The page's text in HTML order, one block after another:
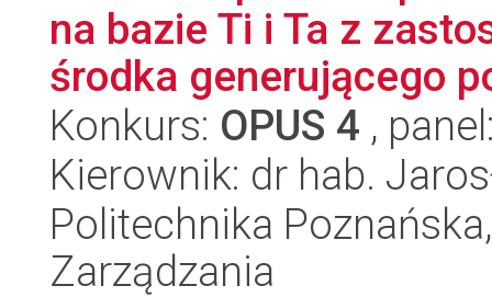
na bazie Ti i Ta z
środka generującego
Konkurs: OPUS 4 ,
Kierownik: dr hab.
Politechnika
Zarządzania